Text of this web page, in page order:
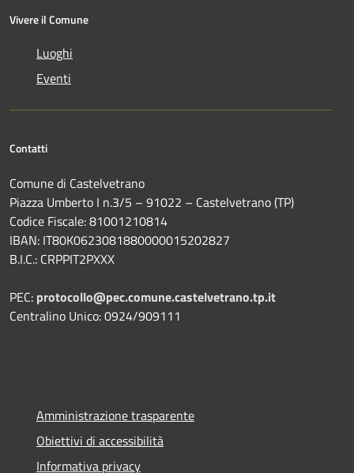
Vivere il Comune
Luoghi
Eventi
Contatti
Comune di Castelvetrano
Piazza Umberto I n.3/5 – 91022 – Castelvetrano (TP)
Codice Fiscale: 81001210814
IBAN: IT80K0623081880000015202827
B.I.C.: CRPPIT2PXXX
PEC: protocollo@pec.comune.castelvetrano.tp.it
Centralino Unico: 0924/909111
Amministrazione trasparente
Obiettivi di accessibilità
Informativa privacy